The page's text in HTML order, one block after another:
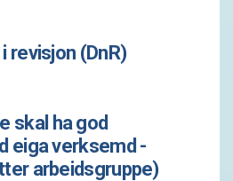
revisjon (DnR)
skal ha god
eiga verksemd -
arbeidsgruppe)